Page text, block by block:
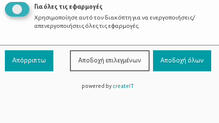
σπίτι;Για όλες τις εφαρμογές
Χρησιμοποίησε αυτό τον διακόπτη για να ενεργοποιήσεις/
απενεργοποιήσεις όλες τις εφαρμογές.
Απόρριπτω Αποδοχή επιλεγμένων Αποδοχή όλων
powered bycreateIT